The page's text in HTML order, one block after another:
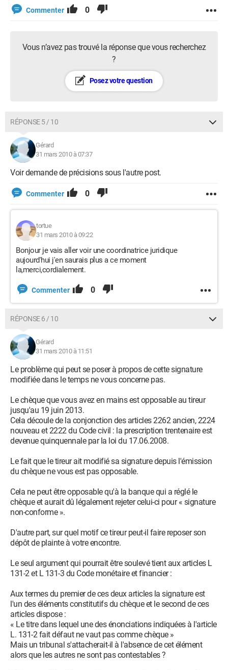
Commenter 0
Vous n’avez pas trouvé la réponse que vous recherchez
?
Posez votre question
RÉPONSE 5 / 10
Gérard
31 mars 2010 à 07:37
Voir demande de précisions sous l'autre post.
Commenter 0
tortue
31 mars 2010 à 09:22
Bonjour je vais aller voir une coordinatrice juridique
aujourd'hui j'en saurais plus a ce moment
la,merci,cordialement.
Commenter 0
RÉPONSE 6 / 10
Gérard
31 mars 2010 à 11:51
Le problème qui peut se poser à propos de cette signature
modifiée dans le temps ne vous concerne pas.
Le chèque que vous avez en mains est opposable au tireur
jusqu'au 19 juin 2013.
Cela découle de la conjonction des articles 2262 ancien, 2224
nouveau et 2222 du Code civil : la prescription trentenaire est
devenue quinquennale par la loi du 17.06.2008.
Le fait que le tireur ait modifié sa signature depuis l'émission
du chèque ne vous est pas opposable.
Cela ne peut être opposable qu'à la banque qui a réglé le
chèque et aurait dû légalement rejeter celui-ci pour « signature
non-conforme ».
D'autre part, sur quel motif ce tireur peut-il faire reposer son
dépôt de plainte à votre encontre.
Le seul argument qui pourrait être soulevé tient aux articles L
131-2 et L 131-3 du Code monétaire et financier :
Aux termes du premier de ces deux articles la signature est
l'un des éléments constitutifs du chèque et le second de ces
articles dispose :
« Le titre dans lequel une des énonciations indiquées à l'article
L. 131-2 fait défaut ne vaut pas comme chèque »
Mais un tribunal s'attacherait-il à l'absence de cet élément
alors que les autres ne sont pas contestables ?